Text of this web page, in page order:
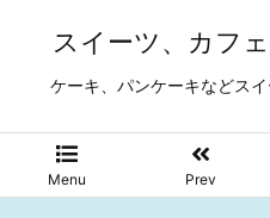
スイーツ、カフ
ケーキ、パンケーキなどス
Menu Prev